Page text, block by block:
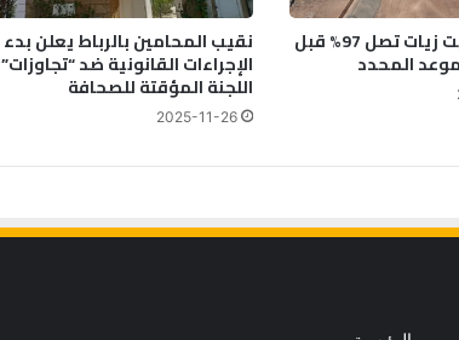
ع
ل
ي
ت
أشغال سد آيت زيات تصل 97% قبل
المحدد
نقيب المحامين بالرباط يعلن بدء
الإجراءات القانونية ضد “تجاوزات”
اللجنة المؤقتة للصحافة
2025-11-26